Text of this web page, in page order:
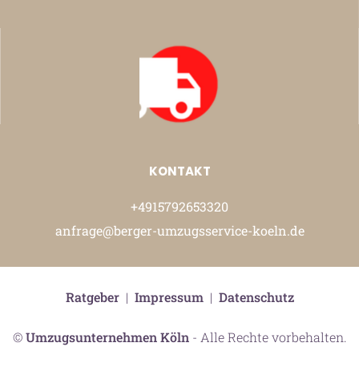
KONTAKT
+4915792653320
anfrage@berger-umzugsservice-koeln.de
©Umzugsunternehmen Köln- Alle Rechte vorbehalten.
Ratgeber| Impressum| Datenschutz